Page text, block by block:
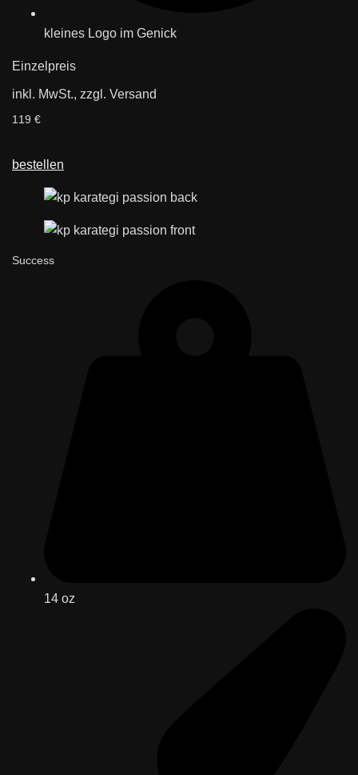
kleines Logo im Genick
Einzelpreis
inkl. MwSt., zzgl. Versand
119 €
bestellen
Success
14 oz